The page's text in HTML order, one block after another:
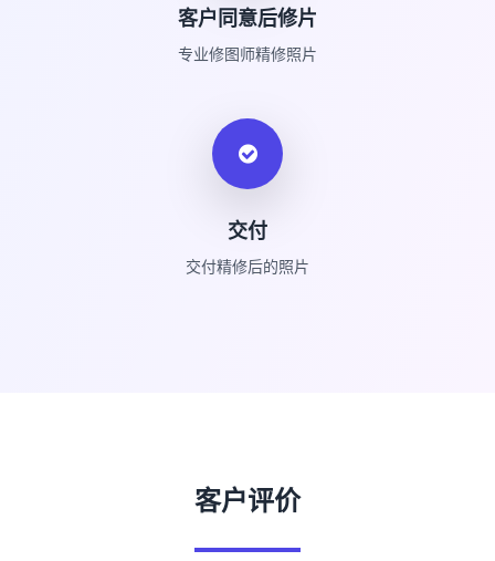
客户同意后修片
专业修图师精修照片
交付
交付精修后的照片
客户评价